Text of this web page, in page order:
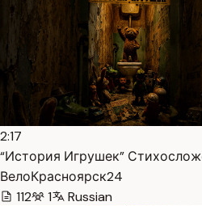
2:17
“История Игрушек”
ВелоКрасноярск24
112
1 Russian